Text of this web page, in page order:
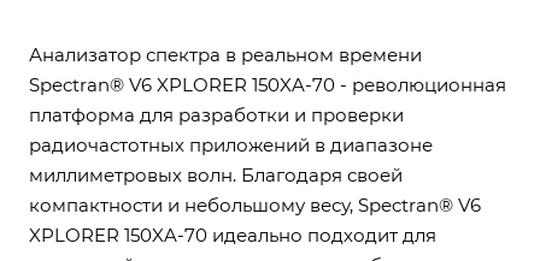
Анализатор спектра в реальном времени
Spectran® V6 XPLORER 150XA-70 - революционная
платформа для разработки и проверки
радиочастотных приложений в диапазоне
миллиметровых волн. Благодаря своей
компактности и небольшому весу, Spectran® V6
XPLORER 150XA-70 идеально подходит для